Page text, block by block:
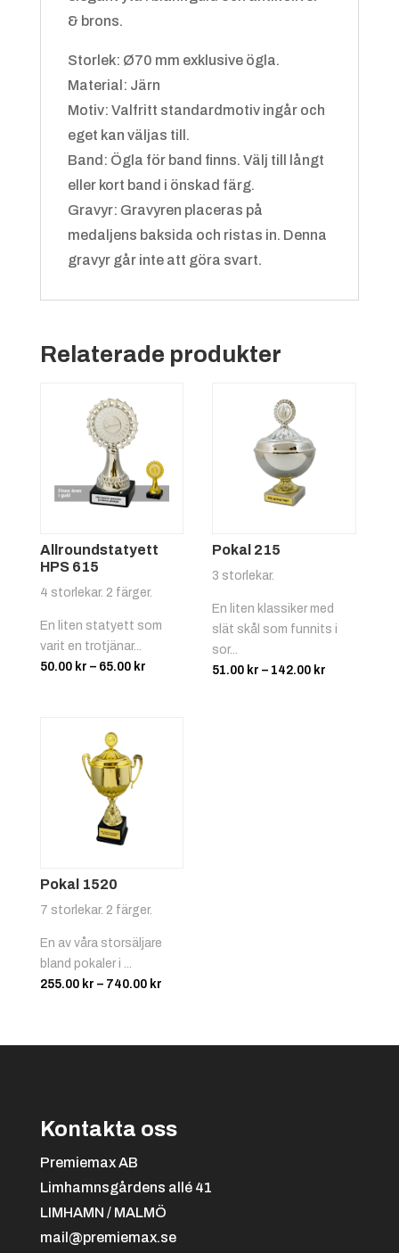
Bandy
Basket
Bordtennis
Grön/gul+4.25 kr
Grön/vit+4.25 kr
Röd/gul 4.25 kr
Svart/gul
& brons.
Storlek: Ø70 mm exklusive ögla.
Material: Järn
Motiv: Valfritt standardmotiv ingår och
eget kan väljas till.
Band: Ögla för band finns. Välj till långt
eller kort band i önskad färg.
Gravyr: Gravyren placeras på
medaljens baksida och ristas in. Denna
gravyr går inte att göra svart.
Relaterade produkter
Allroundstatyett
HPS 615
4 storlekar. 2 färger.
En liten statyett som
varit en trotjänar...
50.00 kr – 65.00 krPrisintervall:
Pokal 215
3 storlekar.
En liten klassiker med
slät skål som funnits i
sor...
51.00 kr – 142.00 kr
Pokal 1520
7 storlekar. 2 färger.
En av våra storsäljare
bland pokaler i ...
255.00 kr – 740.00 krPrisintervall:
740.00 kr
Kontakta oss
Premiemax AB
Limhamnsgårdens allé 41
LIMHAMN / MALMÖ
mail@premiemax.se